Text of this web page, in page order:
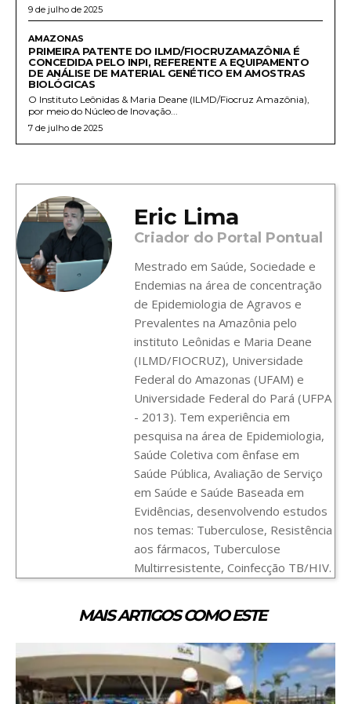
9 de julho de 2025
AMAZONAS
PRIMEIRA PATENTE DO ILMD/FIOCRUZAMAZÔNIA É
CONCEDIDA PELO INPI, REFERENTE A EQUIPAMENTO
DE ANÁLISE DE MATERIAL GENÉTICO EM AMOSTRAS
BIOLÓGICAS
O Instituto Leônidas & Maria Deane (ILMD/Fiocruz Amazônia),
por meio do Núcleo de Inovação...
7 de julho de 2025
Eric Lima
Criador do Portal Pontual
Mestrado em Saúde, Sociedade e
Endemias na área de concentração
de Epidemiologia de Agravos e
Prevalentes na Amazônia pelo
instituto Leônidas e Maria Deane
(ILMD/FIOCRUZ), Universidade
Federal do Amazonas (UFAM) e
Universidade Federal do Pará (UFPA
- 2013). Tem experiência em
pesquisa na área de Epidemiologia,
Saúde Coletiva com ênfase em
Saúde Pública, Avaliação de Serviço
em Saúde e Saúde Baseada em
Evidências, desenvolvendo estudos
nos temas: Tuberculose, Resistência
aos fármacos, Tuberculose
Multirresistente, Coinfecção TB/HIV.
MAIS ARTIGOS COMO ESTE